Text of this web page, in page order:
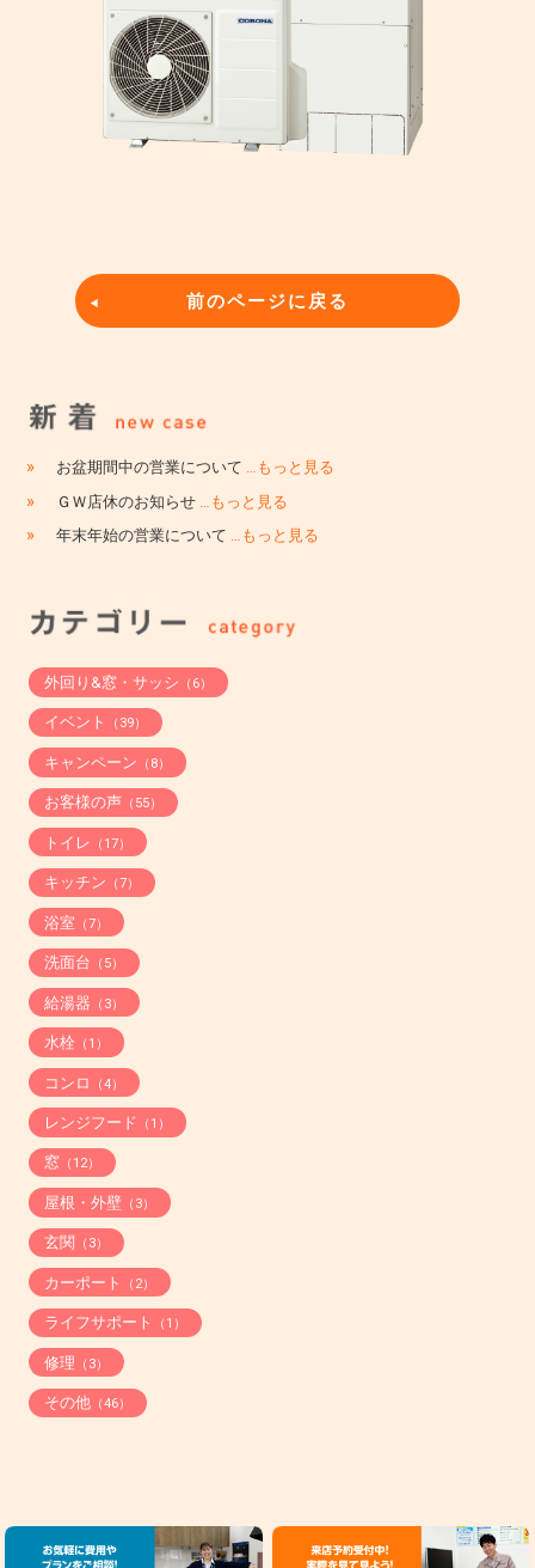
前のページに戻る
» お盆期間中の営業について …もっと見る
» ＧＷ店休のお知らせ …もっと見る
» 年末年始の営業について …もっと見る
外回り&窓・サッシ （6）
イベント （39）
キャンペーン （8）
お客様の声 （55）
トイレ （17）
キッチン （7）
浴室 （7）
洗面台 （5）
給湯器 （3）
水栓 （1）
コンロ （4）
レンジフード （1）
窓 （12）
屋根・外壁（3）
玄関 （3）
カーポート （2）
ライフサポート （1）
修理 （3）
その他（46）